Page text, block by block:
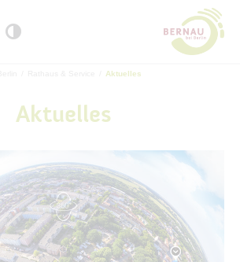
Aktuelles
Aktuelles